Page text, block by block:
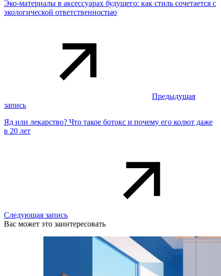
Эко-материалы в аксессуарах будущего: как стиль сочетается с
экологической ответственностью
Предыдущая
запись
Яд или лекарство? Что такое ботокс и почему его колют даже
в 20 лет
Следующая запись
Вас может это заинтересовать